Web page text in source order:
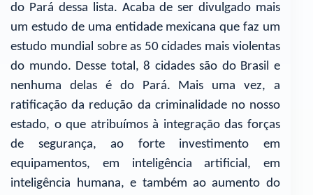
do Pará dessa lista. Acaba de ser divulgado mais
um estudo de uma entidade mexicana que faz um
estudo mundial sobre as 50 cidades mais violentas
do mundo. Desse total, 8 cidades são do Brasil e
nenhuma delas é do Pará. Mais uma vez, a
ratificação da redução da criminalidade no nosso
estado, o que atribuímos à integração das forças
de segurança, ao forte investimento em
equipamentos, em inteligência artificial, em
inteligência humana, e também ao aumento do